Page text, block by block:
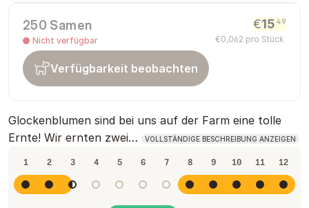
250 Samen
Nicht verfügbar
€15 49
€0,062 pro Stück
Verfügbarkeit beobachten
Glockenblumen sind bei uns auf der Farm eine tolle
Ernte! Wir ernten zwei…
VOLLSTÄNDIGE BESCHREIBUNG ANZEIGEN
1 2 3 4 5 6 7 8 9 10 11 12